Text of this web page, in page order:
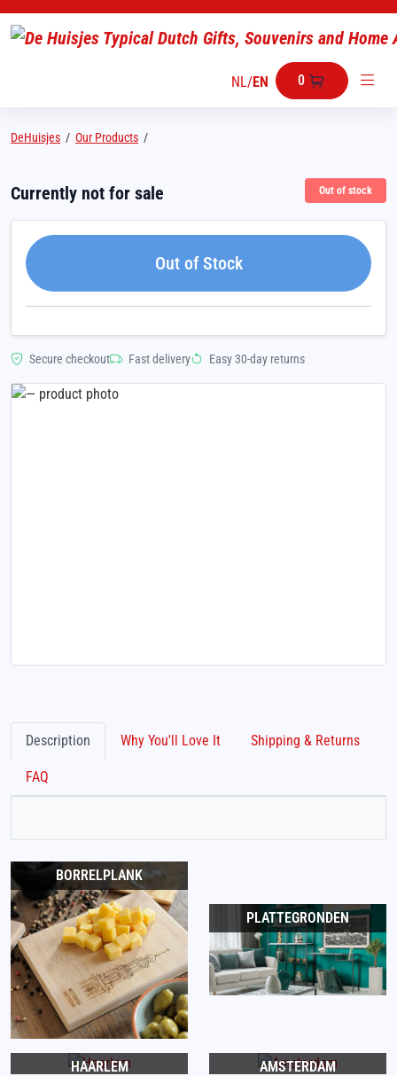
NL/EN 0
DeHuisjes / Our Products /
Currently not for sale Out of stock
Out of Stock
Secure checkout Fast delivery Easy 30-day returns
Description Why You'll Love It Shipping & Returns
FAQ
BORRELPLANK
PLATTEGRONDEN
HAARLEM AMSTERDAM